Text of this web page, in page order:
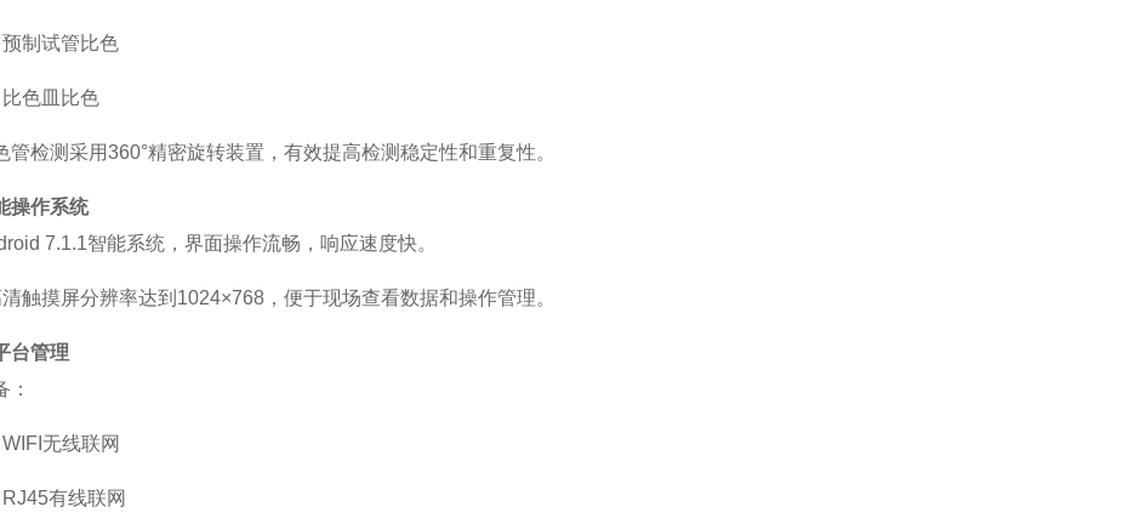
预制试管比色
比色皿比色
管检测采用360°精密旋转装置，有效提高检测稳定性和重复性。
操作系统
7.1.1智能系统，界面操作流畅，响应速度快。
触摸屏分辨率达到1024×768，便于现场查看数据和操作管理。
台管理
：
WIFI无线联网
RJ45有线联网